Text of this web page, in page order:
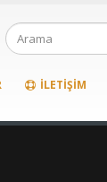
İLETIŞIM